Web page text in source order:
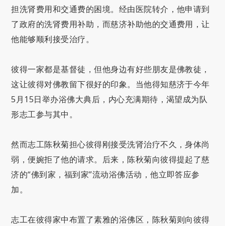
担洗肾费用和交通费的困境。经由医院转介，他申请到
了政府的洗肾费用补助，而慈济补助他的交通费用，让
他能够顺利接受治疗。
彼得一家都是基督徒，但他身边有好些朋友是佛教徒，
这让彼得对佛教留下很好的印象。当他得知慈济于今年
5月15日举办浴佛大典后，内心充满期待，渴望成为队
形志工参与其中。
然而志工陈秋菊担心彼得刚接受洗肾治疗不久，身体尚
弱，便婉拒了他的请求。后来，陈秋菊向彼得提起了慈
济的“佛到家，福到家”流动浴佛活动，他立即答应参
加。
志工在彼得家中布置了素雅的浴佛区，陈秋菊则向彼得